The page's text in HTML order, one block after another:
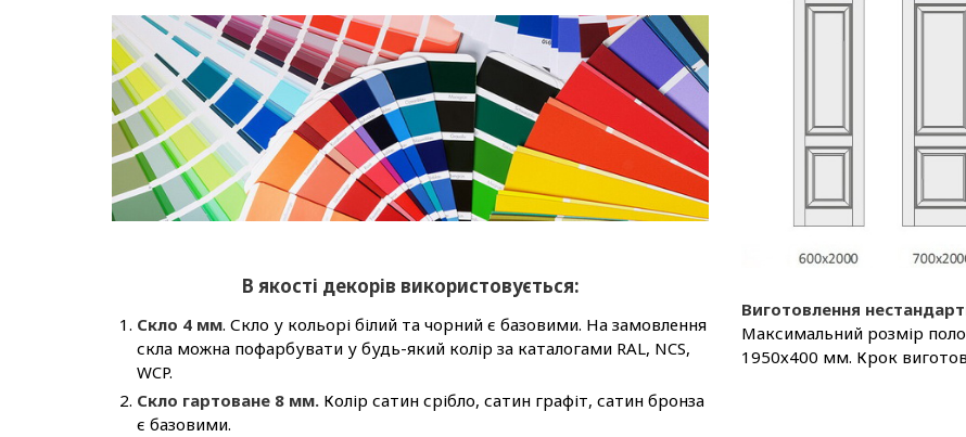
В якості декорів використовується:
Скло 4 мм. Скло у кольорі білий та чорний є базовими. На замовлення
скла можна пофарбувати у будь-який колір за каталогами RAL, NCS,
WCP.
Скло гартоване 8 мм. Колір сатин срібло, сатин графіт, сатин бронза
є базовими.
Виготовлення
Максимальний розмір
1950х400 мм. Крок